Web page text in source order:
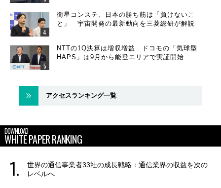
衛星コンステ、日本の勝ち筋は「負けないこ
と」 宇宙開発の最新動向を三菱総研が解説
NTTの1Q決算は増収増益 ドコモの「気球型
HAPS」は9月から能登エリアで実証開始
アクセスランキング一覧
DOWNLOAD
WHITE PAPER RANKING
世界の通信事業者33社の成長戦略：通信業界の収益を次の
レベルへ